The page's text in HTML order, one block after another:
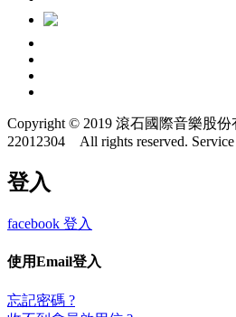
Copyright © 2019 滾石國際音樂股
22012304 All rights reserved.
登入
facebook 登入
使用Email登入
忘記密碼 ?